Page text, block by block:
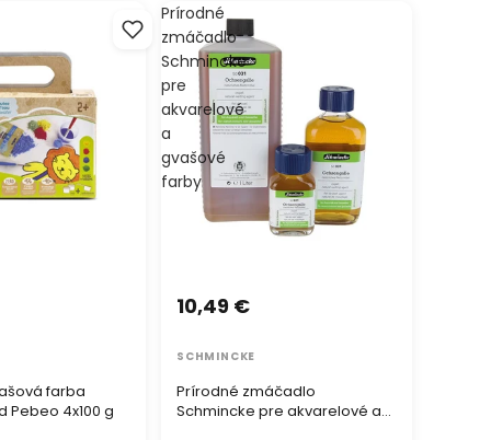
farba
Pebeo 4x100 g
Prírodné
zmáčadlo
Schmincke
pre
akvarelové
a
gvašové
farby
Prírodné zmáčadlo
Schmincke pre akvarelové a
10,49 €
SCHMINCKE